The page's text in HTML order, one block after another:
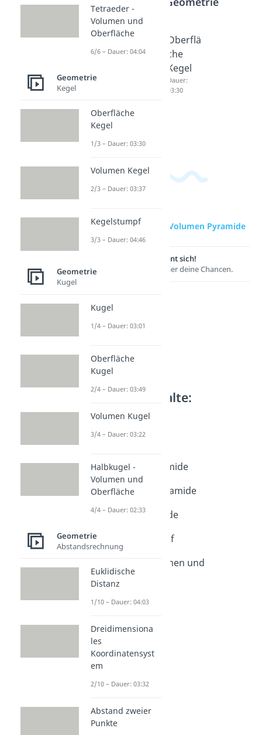
Pyrami
denstu
Dauer:
Tetraed
er -
che
Oberflä
che
Kegel
Dauer:
03:30
zur Videoseite: Volumen Pyramide
Lernen lohnt sich!
Entdecke hier deine Chancen.
Weitere Inhalte:
Geometrie
Pyramide
Oberfläche Pyramide
Dauer: 04:42
Mantelfläche Pyramide
Volumen Pyramide
Pyramidenstumpf
Dauer: 04:24
Tetraeder - Volumen und
Oberfläche
Dauer: 04:04
Tetraeder -
Volumen und
Oberfläche
6/6 – Dauer: 04:04
Geometrie
Kegel
Oberfläche
Kegel
1/3 – Dauer: 03:30
Volumen Kegel
2/3 – Dauer: 03:37
Kegelstumpf
3/3 – Dauer: 04:46
Geometrie
Kugel
Kugel
1/4 – Dauer: 03:01
Oberfläche
Kugel
2/4 – Dauer: 03:49
Volumen Kugel
3/4 – Dauer: 03:22
Halbkugel -
Volumen und
Oberfläche
4/4 – Dauer: 02:33
Geometrie
Abstandsrechnung
Euklidische
Distanz
1/10 – Dauer: 04:03
Dreidimensiona
les
Koordinatensyst
em
2/10 – Dauer: 03:32
Abstand zweier
Punkte